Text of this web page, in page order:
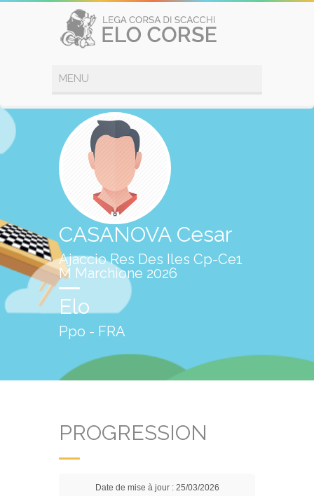
CASANOVA Cesar
Ajaccio Res Des Iles Cp-Ce1
M Marchione 2026
Elo
Ppo - FRA
PROGRESSION
Date de mise à jour : 25/03/2026